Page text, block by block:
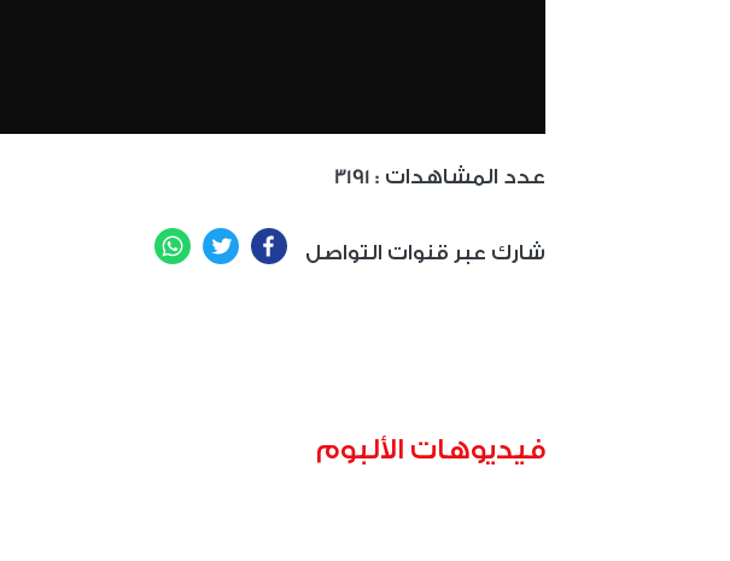
3191 : عدد المشاهدات
شارك عبر قنوات التواصل Facebook
Twitter
WhatsApp
فيديوهات الألبوم